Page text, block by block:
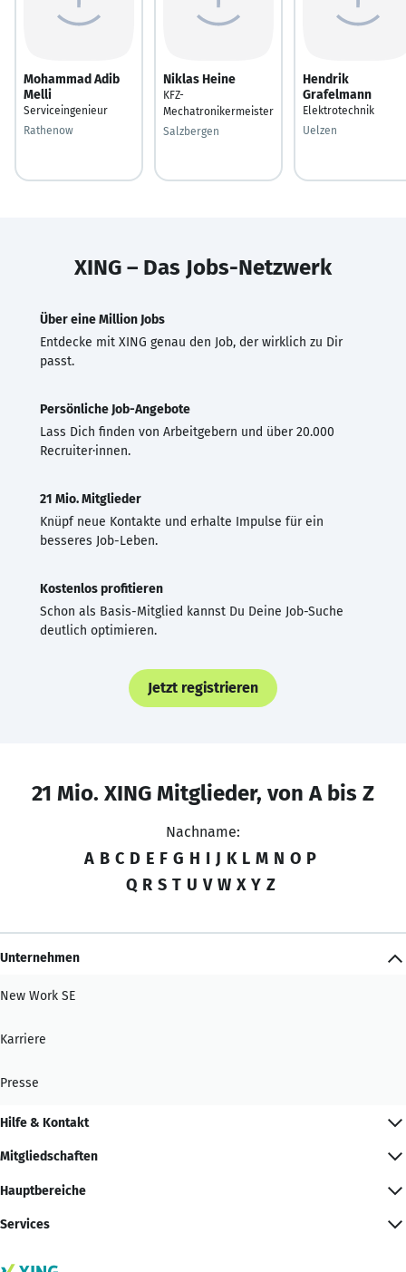
Mohammad Adib
Melli
Serviceingenieur
Rathenow
Niklas Heine
KFZ-
Mechatronikermeister
Salzbergen
Hendrik
Grafelmann
Elektrotechnik
Uelzen
XING – Das Jobs-Netzwerk
Über eine Million Jobs
Entdecke mit XING genau den Job, der wirklich zu Dir
passt.
Persönliche Job-Angebote
Lass Dich finden von Arbeitgebern und über 20.000
Recruiter·innen.
21 Mio. Mitglieder
Knüpf neue Kontakte und erhalte Impulse für ein
besseres Job-Leben.
Kostenlos profitieren
Schon als Basis-Mitglied kannst Du Deine Job-Suche
deutlich optimieren.
Jetzt registrieren
21 Mio. XING Mitglieder, von A bis Z
Nachname:
A B C D E F G H I J K L M N O P
Q R S T U V W X Y Z
Unternehmen
New Work SE
Karriere
Presse
Hilfe & Kontakt
Mitgliedschaften
Hauptbereiche
Services